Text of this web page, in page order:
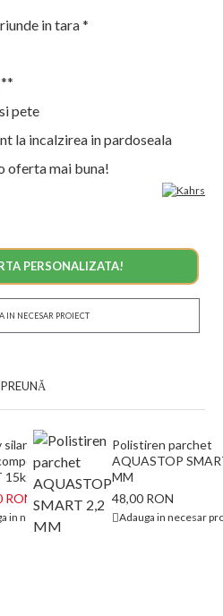
in tara *
pete
la incalzirea in pardoseala
oferta mai buna!
PERSONALIZATA!
IN NECESAR PROIECT
silanic
Bona
673,00 RON
in necesar proiect
Polistiren parchet
AQUASTOP
MM
48,00 RON
Adauga in necesar